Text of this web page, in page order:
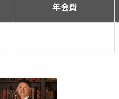
年会費